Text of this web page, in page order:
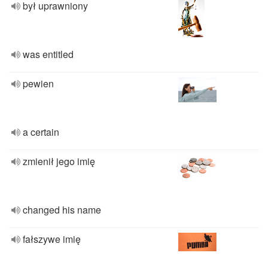
był uprawniony
was entitled
pewien
a certain
zmienił jego imię
changed his name
fałszywe imię